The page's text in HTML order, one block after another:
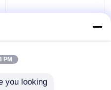
ィッティング
PM
you looking